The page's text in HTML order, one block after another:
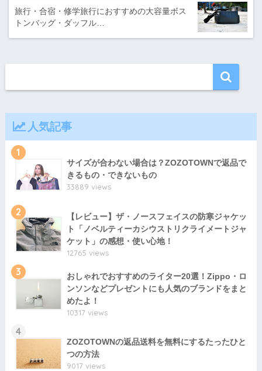
旅行・合宿・修学旅行におすすめの大容量ボス
トンバッグ・ダッフル…
人気記事
1
サイズが合わない場合は？ZOZOTOWNで返品で
きるもの・できないもの
33889 views
2
【レビュー】ザ・ノースフェイスの防寒ジャケッ
ト「ノベルティーカシウストリクライメートジャ
ケット」の感想・使い心地！
12765 views
3
おしゃれでおすすめのライター20選！Zippo・ロ
ンソンなどプレゼントにも人気のブランドをまと
めたよ！
10317 views
4
ZOZOTOWNの返品送料を無料にするたったひと
つの方法
9017 views